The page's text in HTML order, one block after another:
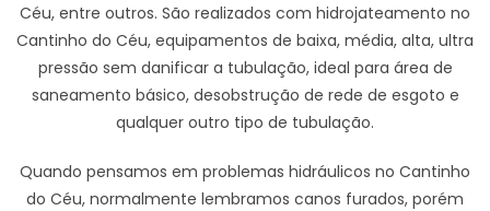
Céu, entre outros. São realizados com hidrojateamento no
Cantinho do Céu, equipamentos de baixa, média, alta, ultra
pressão sem danificar a tubulação, ideal para área de
saneamento básico, desobstrução de rede de esgoto e
qualquer outro tipo de tubulação.
Quando pensamos em problemas hidráulicos no Cantinho
do Céu, normalmente lembramos canos furados, porém